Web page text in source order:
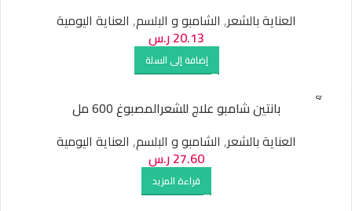
العناية بالشعر, الشامبو و البلسم, العناية اليومية
20.13ر.س
إضافة إلى السلة
SOLD O
بانتين شامبو علاج للشعرالمصبوغ 600 مل
العناية بالشعر, الشامبو و البلسم, العناية اليومية
27.60ر.س
قراءة المزيد